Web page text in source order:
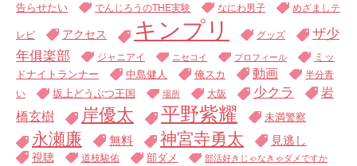
告らせたい
でんじろうのTHE実験 なにわ男子 めざましテ
レビ アクセス キンプリ グッズ
ザ少
年俱楽部
ジャニアイ ニセコイ プロフィール
ミッ
ドナイトランナー
中島健人 俺スカ 動画
半分青
い
坂上どうぶつ王国 場所 大阪 少クラ
岩
橋玄樹
岸優太 平野紫耀 未満警察
永瀬廉 無料 神宮寺勇太
見逃し
視聴
道枝駿佑 部ダメ 部活好きじゃなきゃダメですか